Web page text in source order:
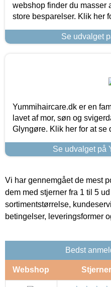
webshop finder du masser
store besparelser. Klik her
Se udvalget
Yummihaircare.dk er en
lavet af mor, søn og
Glyngøre. Klik her for at se
Se udvalget på
Vi har gennemgået de mest
dem med stjerner fra 1 til 5
sortimentstørrelse,
betingelser, leveringsformer
Bedst
Webshop Stjerner